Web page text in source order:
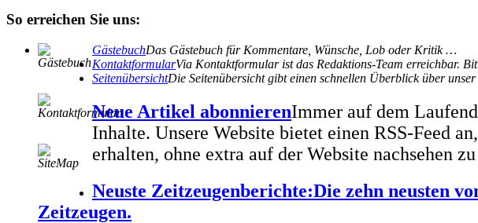
So erreichen Sie uns:
GästebuchDas Gästebuch für Kommentare, Wünsche, Lob oder Kritik …
KontaktformularVia Kontaktformular ist das Redaktions-Team erreichbar.
SeitenübersichtDie Seitenübersicht gibt einen schnellen Überblick über
Neue Artikel abonnierenImmer auf dem
Inhalte. Unsere Website bietet einen RSS-Feed
erhalten, ohne extra auf der Website nachsehen
Neuste Zeitzeugenberichte:Die zehn neusten
Zeitzeugen.